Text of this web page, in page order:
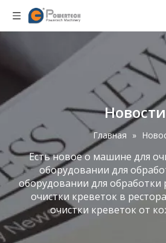
Новости
Главная »
Есть новое о машине для
оборудовании для
оборудовании для
очистки креветок в
очистки креветок от